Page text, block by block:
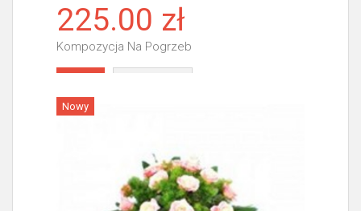
225.00 zł
Kompozycja Na Pogrzeb
Nowy